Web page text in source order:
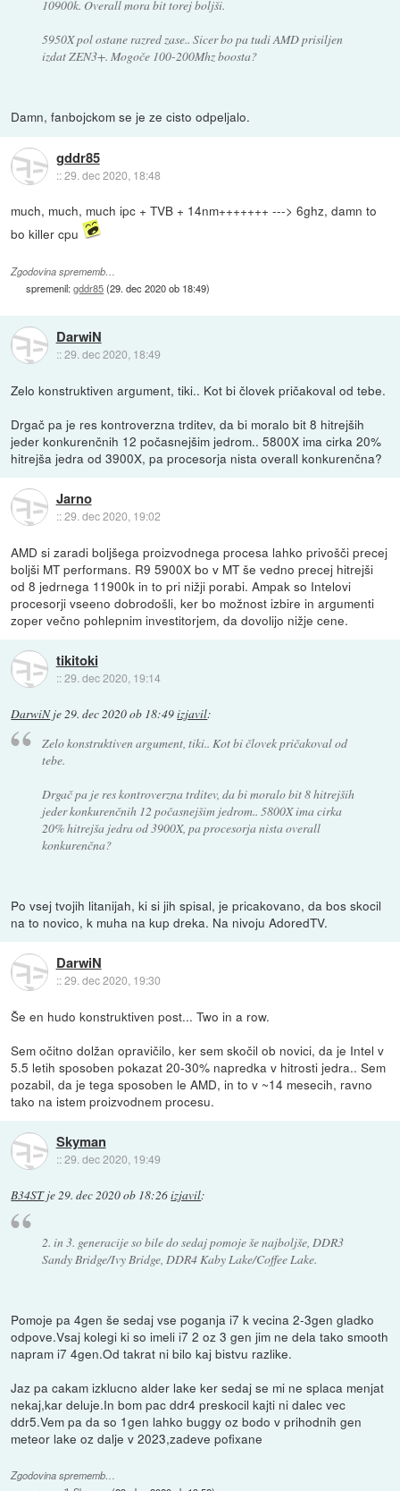
10900k. Overall mora bit torej boljši.
5950X pol ostane razred zase.. Sicer bo pa tudi AMD prisiljen
izdat ZEN3+. Mogoče 100-200Mhz boosta?
Damn, fanbojckom se je ze cisto odpeljalo.
gddr85
::29. dec 2020, 18:48
much, much, much ipc + TVB + 14nm+++++++ ---> 6ghz, damn to
bo killer cpu
Zgodovina sprememb…
spremenil:gddr85(29. dec 2020 ob 18:49)
DarwiN
::29. dec 2020, 18:49
Zelo konstruktiven argument, tiki.. Kot bi človek pričakoval od tebe.
Drgač pa je res kontroverzna trditev, da bi moralo bit 8 hitrejših
jeder konkurenčnih 12 počasnejšim jedrom.. 5800X ima cirka 20%
hitrejša jedra od 3900X, pa procesorja nista overall konkurenčna?
Jarno
::29. dec 2020, 19:02
AMD si zaradi boljšega proizvodnega procesa lahko privošči precej
boljši MT performans. R9 5900X bo v MT še vedno precej hitrejši
od 8 jedrnega 11900k in to pri nižji porabi. Ampak so Intelovi
procesorji vseeno dobrodošli, ker bo možnost izbire in argumenti
zoper večno pohlepnim investitorjem, da dovolijo nižje cene.
tikitoki
::29. dec 2020, 19:14
DarwiNje 29. dec 2020 ob 18:49izjavil:
Zelo konstruktiven argument, tiki.. Kot bi človek pričakoval od
tebe.
Drgač pa je res kontroverzna trditev, da bi moralo bit 8 hitrejših
jeder konkurenčnih 12 počasnejšim jedrom.. 5800X ima cirka
20% hitrejša jedra od 3900X, pa procesorja nista overall
konkurenčna?
Po vsej tvojih litanijah, ki si jih spisal, je pricakovano, da bos skocil
na to novico, k muha na kup dreka. Na nivoju AdoredTV.
DarwiN
::29. dec 2020, 19:30
Še en hudo konstruktiven post... Two in a row.
Sem očitno dolžan opravičilo, ker sem skočil ob novici, da je Intel v
5.5 letih sposoben pokazat 20-30% napredka v hitrosti jedra.. Sem
pozabil, da je tega sposoben le AMD, in to v ~14 mesecih, ravno
tako na istem proizvodnem procesu.
Skyman
::29. dec 2020, 19:49
B34STje29. dec 2020 ob 18:26izjavil:
2. in 3. generacije so bile do sedaj pomoje še najboljše, DDR3
Sandy Bridge/Ivy Bridge, DDR4 Kaby Lake/Coffee Lake.
Pomoje pa 4gen še sedaj vse poganja i7 k vecina 2-3gen gladko
odpove.Vsaj kolegi ki so imeli i7 2 oz 3 gen jim ne dela tako smooth
napram i7 4gen.Od takrat ni bilo kaj bistvu razlike.
Jaz pa cakam izklucno alder lake ker sedaj se mi ne splaca menjat
nekaj,kar deluje.In bom pac ddr4 preskocil kajti ni dalec vec
ddr5.Vem pa da so 1gen lahko buggy oz bodo v prihodnih gen
meteor lake oz dalje v 2023,zadeve pofixane
Zgodovina sprememb…